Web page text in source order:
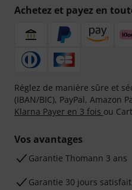
Achetez et payez en
Réglez de manière sûre et
(IBAN/BIC), PayPal, Amazon
Klarna Payer en 3 fois ou
Vos avantages
Ga­ran­tie Thomann 3 ans
Garantie 30 jours